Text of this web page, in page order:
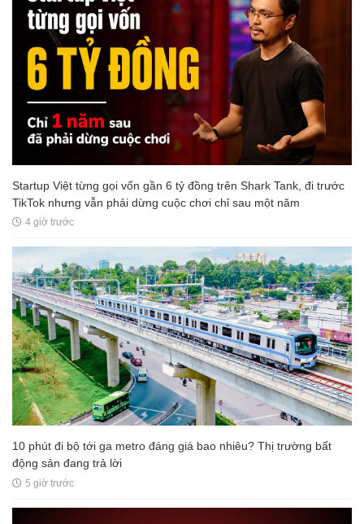
Startup Việt từng gọi vốn gần 6 tỷ đồng trên Shark Tank, đi trước
TikTok nhưng vẫn phải dừng cuộc chơi chỉ sau một năm
4 giờ trước
10 phút đi bộ tới ga metro đáng giá bao nhiêu? Thị trường bất
động sản đang trả lời
5 giờ trước